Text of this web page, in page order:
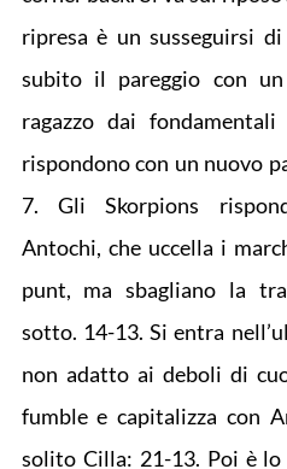
ripresa è un susseguirsi di
subito il pareggio con un
ragazzo dai
rispondono con un nuovo
7. Gli Skorpions
Antochi, che uccella i
punt, ma sbagliano la
sotto. 14-13. Si entra
non adatto ai deboli di
fumble e capitalizza con
solito Cilla: 21-13. Poi è